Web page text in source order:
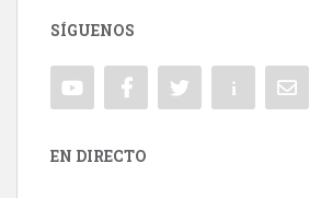
SÍGUENOS
EN DIRECTO